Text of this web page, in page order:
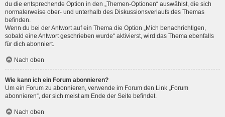
du die entsprechende Option in den „Themen-Optionen“ auswählst, die sich
normalerweise ober- und unterhalb des Diskussionsverlaufs des Themas
befinden.
Wenn du bei der Antwort auf ein Thema die Option „Mich benachrichtigen,
sobald eine Antwort geschrieben wurde“ aktivierst, wird das Thema ebenfalls
für dich abonniert.
Nach oben
Wie kann ich ein Forum abonnieren?
Um ein Forum zu abonnieren, verwende im Forum den Link „Forum
abonnieren“, der sich meist am Ende der Seite befindet.
Nach oben